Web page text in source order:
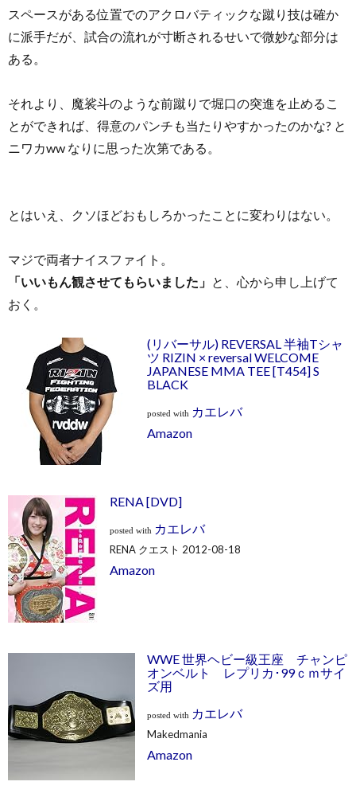
スペースがある位置でのアクロバティックな蹴り技は確か
に派手だが、試合の流れが寸断されるせいで微妙な部分は
ある。
それより、魔裟斗のような前蹴りで堀口の突進を止めるこ
とができれば、得意のパンチも当たりやすかったのかな? と
ニワカww なりに思った次第である。
とはいえ、クソほどおもしろかったことに変わりはない。
マジで両者ナイスファイト。
「いいもん観させてもらいました」 と、心から申し上げて
おく。
(リバーサル) REVERSAL 半袖Tシャ
ツ RIZIN × reversal WELCOME
JAPANESE MMA TEE [T454] S
BLACK
posted with カエレバ
Amazon
RENA [DVD]
posted with カエレバ
RENA クエスト 2012-08-18
Amazon
WWE 世界ヘビー級王座 チャンピ
オンベルト レプリカ･99ｃｍサイ
ズ用
posted with カエレバ
Makedmania
Amazon